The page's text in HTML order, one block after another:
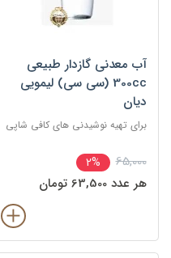
آب معدنی گازدار طبیعی
300cc (سی سی) لیمویی
دیان
برای تهیه نوشیدنی های کافی شاپی
65,000
2%
هر عدد 63,500 تومان